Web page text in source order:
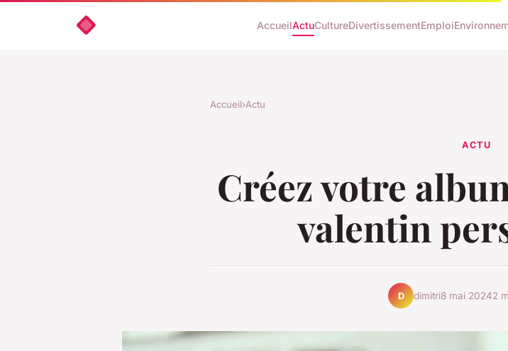
AccueilActuCultureDivertissementEmploi
Accueil›Actu
ACTU
Créez votre
valentin
D dimitri8 mai 20242